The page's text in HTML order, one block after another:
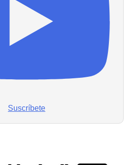
Suscríbete